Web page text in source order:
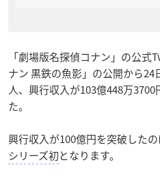
「劇場版名探偵コナン」の公
ナン 黒鉄の魚影」の公開から
人、興行収入が103億448万
た。
興行収入が100億円を突破したの
シリーズ初となります。